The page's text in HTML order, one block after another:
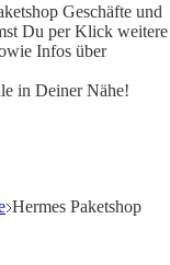
Geschäfte und
Du per Klick weitere
Infos über
in Deiner Nähe!
Hermes Paketshop